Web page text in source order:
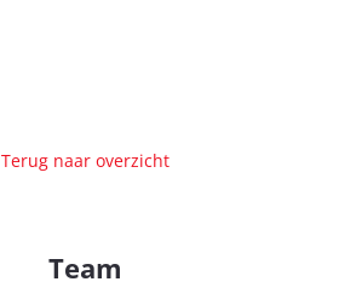
Terug naar overzicht
Team